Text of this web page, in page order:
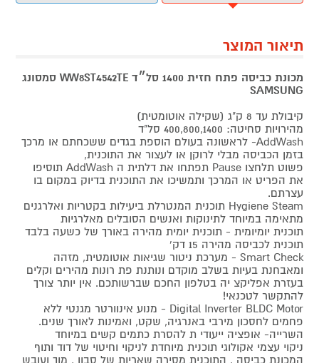
תיאור המוצר
מכונת כביסה פתח חזית 1400 סל״ד WW8ST4542TE סמסונג
SAMSUNG
קיבולת עד 8 ק"ג (שקילה אוטומטית)
מהירויות סחיטה: 400,800,1400 סל"ד
AddWash- לראשונה בעולם הוספת בגדים ששכחתם או מרכך
בזמן הכביסה מבלי לרוקן או לעצור את התוכנית,
פשוט תלחצו Pause תפתחו את דלתית ה AddWash תוסיפו
את הפריט או המרכך ותמשיכו את התוכנית בדיוק במקום בו
עצרתם.
Hygiene Steam תוכנית המנטרלת ביעילות בקטריות ואלרגנים
מתאימה במיוחד לתינוקות ואנשים הסובלים מאלרגיות
תוכנית יומיומית - תוכנית יומית מהירה באורך של כשעה בלבד
תוכנית לכביסה מהירה 15 דק'
Smart Check - מערכת ניטור שגיאות אוטומטית, מזהה
ומאבחנת בעיות בשלב מוקדם ונותנת פת רונות מהירים וקלים
בעזרת אפליקצ יה בטלפון החכם שברשותכם. אין יותר צורך
להתקשר לטכנאי!
Digital Inverter BLDC Motor - מנוע אינוורטר מגנטי ללא
פחמים לחסכון מירבי באנרגיה, שקט, ואמינות לאורך שנים.
השרייה- אופציה ייעודי ת להסרת כתמים קשים במיוחד
ניקוי עצמי אקולוגי תוכנית מיוחדת לניקוי וחיטוי של דוד ותוף
המכונת כביסה , התוכנית מסירה שאריות של סבון , מוך ועובש